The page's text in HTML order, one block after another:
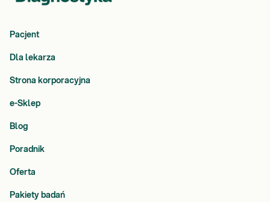
Pacjent
Dla lekarza
Strona korporacyjna
e-Sklep
Blog
Poradnik
Oferta
Pakiety badań